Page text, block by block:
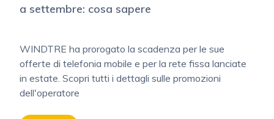
a settembre: cosa sapere
WINDTRE ha prorogato la scadenza per le sue
offerte di telefonia mobile e per la rete fissa lanciate
in estate. Scopri tutti i dettagli sulle promozioni
dell'operatore